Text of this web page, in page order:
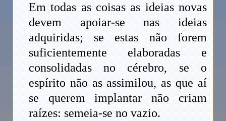
Em todas as coisas as ideias novas
devem apoiar-se nas ideias
adquiridas; se estas não forem
suficientemente elaboradas e
consolidadas no cérebro, se o
espírito não as assimilou, as que aí
se querem implantar não criam
raízes: semeia-se no vazio.